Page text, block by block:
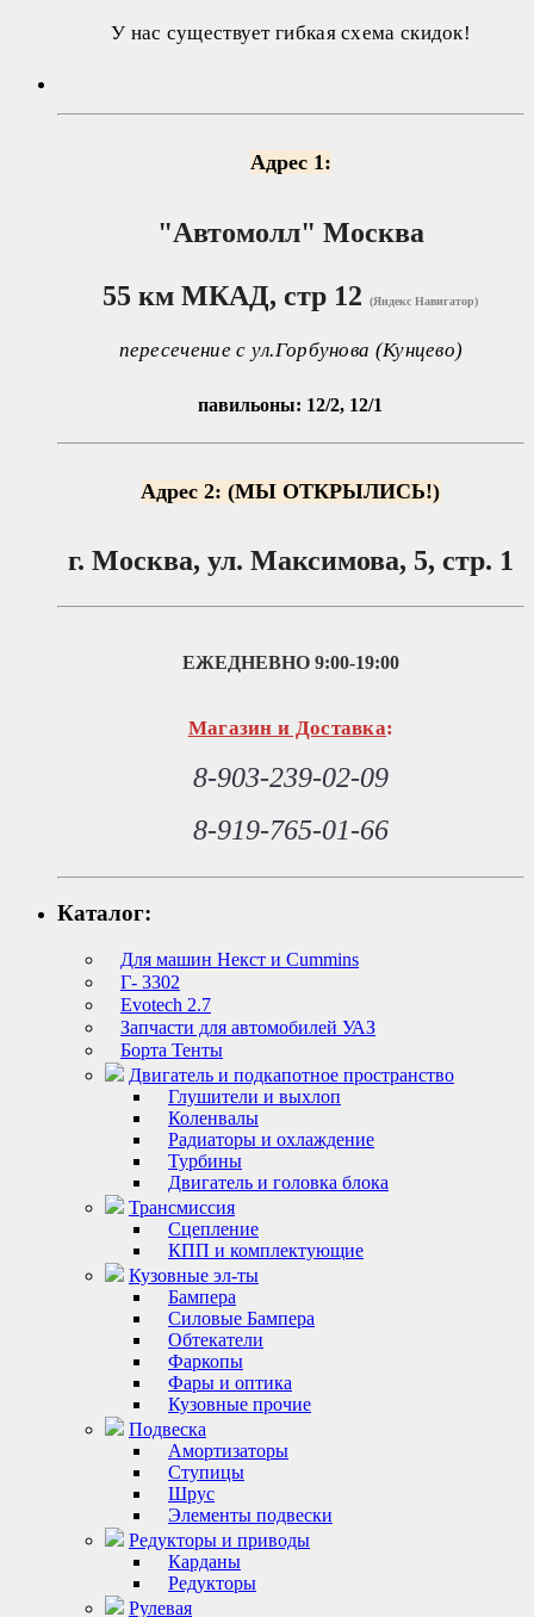
У нас существует гибкая схема скидок!
Адрес 1:
"Автомолл" Москва
55 км МКАД, стр 12 (Яндекс Навигатор)
пересечение с ул.Горбунова (Кунцево)
павильоны: 12/2, 12/1
Адрес 2: (МЫ ОТКРЫЛИСЬ!)
г. Москва, ул. Максимова, 5, стр. 1
ЕЖЕДНЕВНО 9:00-19:00
Магазин и Доставка:
8-903-239-02-09
8-919-765-01-66
Каталог:
Для машин Некст и Cummins
Г- 3302
Evotech 2.7
Запчасти для автомобилей УАЗ
Борта Тенты
Двигатель и подкапотное пространство
Глушители и выхлоп
Коленвалы
Радиаторы и охлаждение
Турбины
Двигатель и головка блока
Трансмиссия
Сцепление
КПП и комплектующие
Кузовные эл-ты
Бампера
Силовые Бампера
Обтекатели
Фаркопы
Фары и оптика
Кузовные прочие
Подвеска
Амортизаторы
Ступицы
Шрус
Элементы подвески
Редукторы и приводы
Карданы
Редукторы
Рулевая